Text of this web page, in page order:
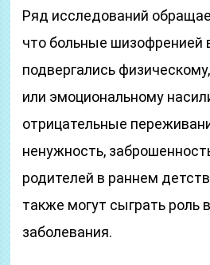
Ряд исследований
что больные шизофренией
подвергались
или эмоциональному
отрицательные
ненужность,
родителей в раннем
также могут сыграть роль
заболевания.